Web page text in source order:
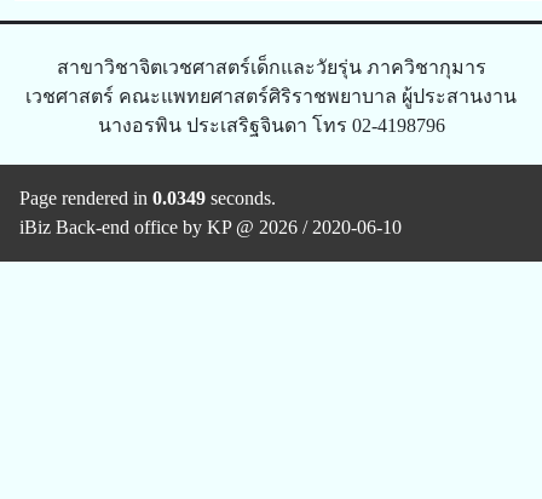
สาขาวิชาจิตเวชศาสตร์เด็กและวัยรุ่น ภาควิชากุมาร
เวชศาสตร์ คณะแพทยศาสตร์ศิริราชพยาบาล ผู้ประสานงาน
นางอรพิน ประเสริฐจินดา โทร 02-4198796
Page rendered in 0.0349 seconds.
iBiz Back-end office by KP @ 2026 / 2020-06-10